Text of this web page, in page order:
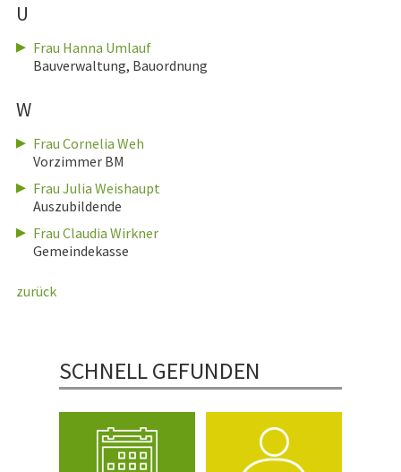
U
Frau Hanna Umlauf
Bauverwaltung, Bauordnung
W
Frau Cornelia Weh
Vorzimmer BM
Frau Julia Weishaupt
Auszubildende
Frau Claudia Wirkner
Gemeindekasse
zurück
SCHNELL GEFUNDEN